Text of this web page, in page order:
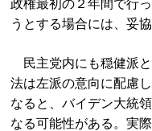
政権最初の２年間で行
うとする場合には、妥
民主党内にも穏健派
法は左派の意向に配慮
なると、バイデン大統
なる可能性がある。実